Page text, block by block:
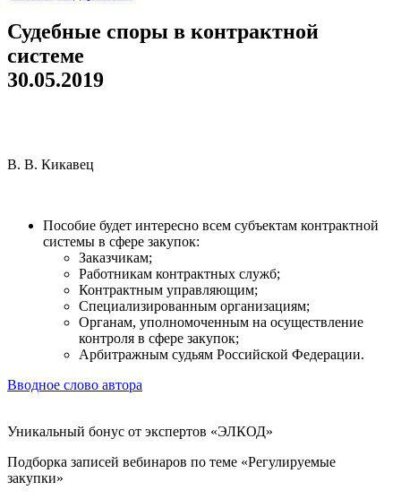
Судебные споры в контрактной
системе
30.05.2019
В. В. Кикавец
Пособие будет интересно всем субъектам контрактной
системы в сфере закупок:
Заказчикам;
Работникам контрактных служб;
Контрактным управляющим;
Специализированным организациям;
Органам, уполномоченным на осуществление
контроля в сфере закупок;
Арбитражным судьям Российской Федерации.
Вводное слово автора
Уникальный бонус от экспертов «ЭЛКОД»
Подборка записей вебинаров по теме «Регулируемые
закупки»